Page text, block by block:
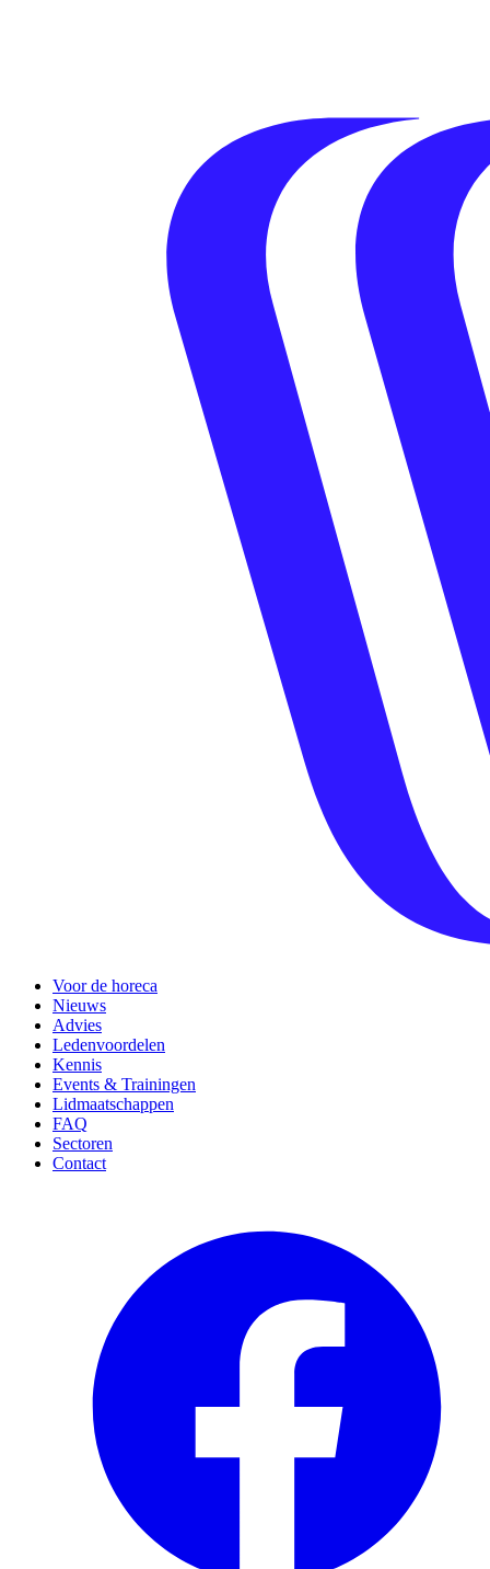
Voor de horeca
Nieuws
Advies
Ledenvoordelen
Kennis
Events & Trainingen
Lidmaatschappen
FAQ
Sectoren
Contact